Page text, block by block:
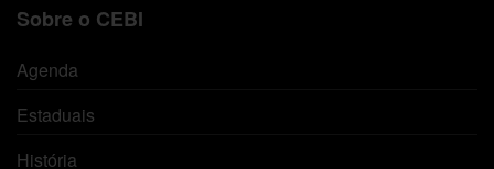
Sobre o CEBI
Agenda
Estaduais
História